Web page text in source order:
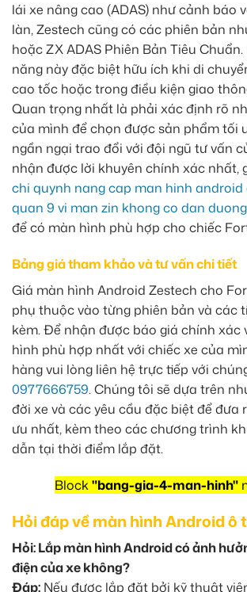
lái xe nâng cao (ADAS) như cảnh báo
làn, Zestech cũng có các phiên bản
hoặc ZX ADAS Phiên Bản Tiêu
năng này đặc biệt hữu ích khi di
cao tốc hoặc trong điều kiện giao
Quan trọng nhất là phải xác định rõ
của mình để chọn được sản phẩm tối
ngần ngại trao đổi với đội ngũ tư vấn
nhận được lời khuyên chính xác nhất,
chi quynh nang cap man hinh
quan 9 vi man zin khong co dan duong
để có màn hình phù hợp cho chiếc
Bảng giá tham khảo và tư vấn chi tiết
Giá màn hình Android Zestech cho
phụ thuộc vào từng phiên bản và các
kèm. Để nhận được báo giá chính xác
hình phù hợp nhất với chiếc xe của
hàng vui lòng liên hệ trực tiếp với
0977666759. Chúng tôi sẽ dựa trên
đời xe và các yêu cầu đặc biệt để đưa
ưu nhất, kèm theo các chương trình
dẫn tại thời điểm lắp đặt.
Block"bang-gia-4-man-hinh"
Hỏi đáp về màn hình Android ô
Hỏi: Lắp màn hình Android có ảnh
điện của xe không?
Đáp: Nếu được lắp đặt bởi kỹ thuật